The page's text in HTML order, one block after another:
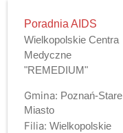
Poradnia AIDS
Wielkopolskie Centra
Medyczne
"REMEDIUM"
Gmina: Poznań-Stare
Miasto
Filia: Wielkopolskie